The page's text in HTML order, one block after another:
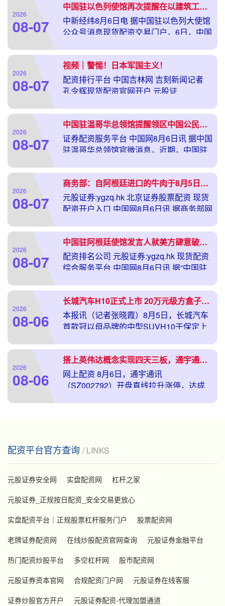
2026
08-07
中国驻以色列使馆再次提醒在以建筑工友切勿“打黑工”
中新经纬8月6日电 据中国驻以色列大使馆
公众号消息现货配资交易门户，6日，中国
2026
08-07
视频｜警惕！日本军国主义！
配资排行平台 中国吉林网 吉刻新闻记者
孔令辉现货配资官网开户 元股证
2026
08-07
中国驻温哥华总领馆提醒领区中国公民谨防电信诈骗
证券配资服务平台 中国网8月6日讯 据中国
驻温哥华总领馆官微消息，近期，中国驻
2026
08-07
商务部：自阿根廷进口的牛肉于8月5日已达到规定数量的50%
元股证券:ygzq.hk 北京证券股票配资 现货
配资开户入口 中国网8月6日讯 据商务部网
2026
08-07
中国驻阿根廷使馆发言人就美方肆意破坏中阿合作发表谈话
配资排名公司 元股证券:ygzq.hk 现货配资
综合服务平台 中国网8月6日讯 据“中国驻
2026
08-06
长城汽车H10正式上市 20万元级方盒子六座SUV开辟细分新赛道
本报讯（记者张晓霞）8月5日，长城汽车
首款冠以母品牌的中型SUVH10于保定上
2026
08-06
搭上英伟达概念实现四天三板，通宇通讯提示风险，市盈率已超1000倍
网上配资 8月6日，通宇通讯
（SZ002792）开盘直线拉升涨停，达成
配资平台官方查询 / LINKS
元股证券安全网 实盘配资网
杠杆之家
元股证券_正规按日配资_安全交易更放心
实盘配资平台｜正规股票杠杆服务门户
股票配资网
老牌证券配资网
在线炒股配资官网查询
元股证券金融平台
热门配资炒股平台
多空杠杆网
股市配资网
元股证券资本官网
合规配资门户网
元股证券在线客服
证券炒股官方开户
元股证券配资-代理加盟通道